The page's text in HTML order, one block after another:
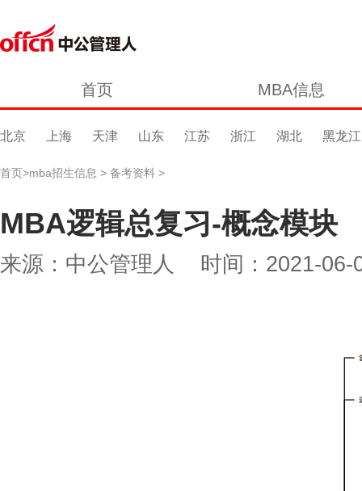
首页 MBA信息
北京 上海 天津 山东 江苏 浙江 湖北 黑龙江
首页>mba招生信息 > 备考资料 >
MBA逻辑总复习-概念模块
来源：中公管理人 时间：2021-06-